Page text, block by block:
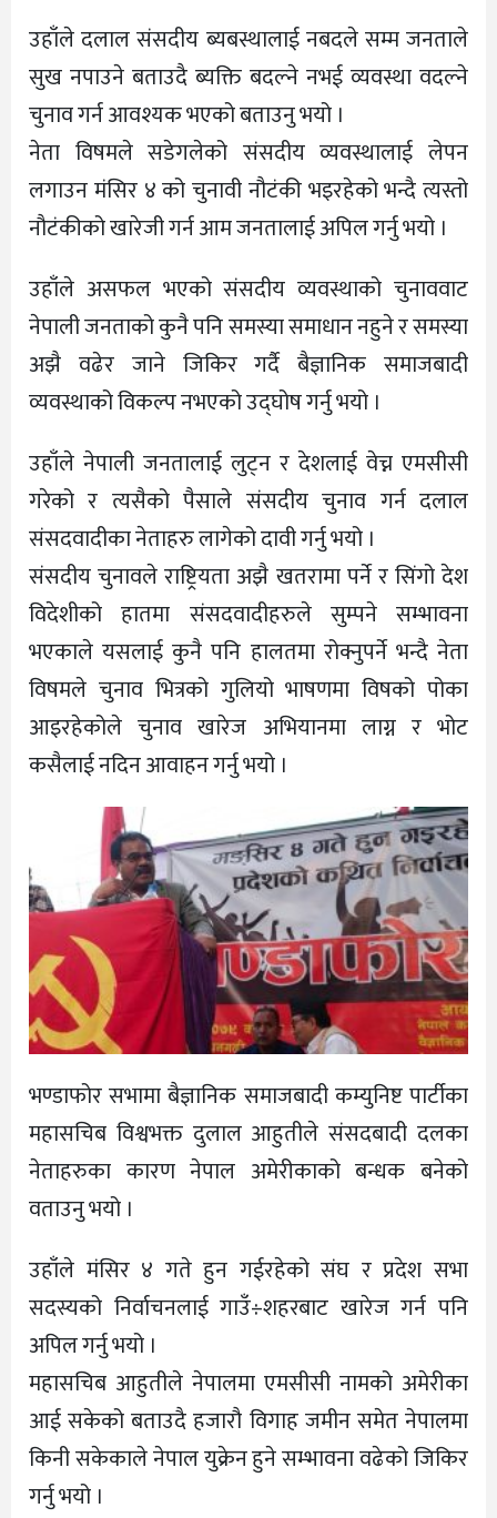
उहाँले दलाल संसदीय ब्यबस्थालाई नबदले सम्म जनताले
सुख नपाउने बताउदै ब्यक्ति बदल्ने नभई व्यवस्था वदल्ने
चुनाव गर्न आवश्यक भएको बताउनु भयो ।
नेता विषमले सडेगलेको संसदीय व्यवस्थालाई लेपन
लगाउन मंसिर ४ को चुनावी नौटंकी भइरहेको भन्दै त्यस्तो
नौटंकीको खारेजी गर्न आम जनतालाई अपिल गर्नु भयो ।
उहाँले असफल भएको संसदीय व्यवस्थाको चुनाववाट
नेपाली जनताको कुनै पनि समस्या समाधान नहुने र समस्या
अझै वढेर जाने जिकिर गर्दै बैज्ञानिक समाजबादी
व्यवस्थाको विकल्प नभएको उद्घोष गर्नु भयो ।
उहाँले नेपाली जनतालाई लुट्न र देशलाई वेच्न एमसीसी
गरेको र त्यसैको पैसाले संसदीय चुनाव गर्न दलाल
संसदवादीका नेताहरु लागेको दावी गर्नु भयो ।
संसदीय चुनावले राष्ट्रियता अझै खतरामा पर्ने र सिंगो देश
विदेशीको हातमा संसदवादीहरुले सुम्पने सम्भावना
भएकाले यसलाई कुनै पनि हालतमा रोक्नुपर्ने भन्दै नेता
विषमले चुनाव भित्रको गुलियो भाषणमा विषको पोका
आइरहेकोले चुनाव खारेज अभियानमा लाग्न र भोट
कसैलाई नदिन आवाहन गर्नु भयो ।
भण्डाफोर सभामा बैज्ञानिक समाजबादी कम्युनिष्ट पार्टीका
महासचिब विश्वभक्त दुलाल आहुतीले संसदबादी दलका
नेताहरुका कारण नेपाल अमेरीकाको बन्धक बनेको
वताउनु भयो ।
उहाँले मंसिर ४ गते हुन गईरहेको संघ र प्रदेश सभा
सदस्यको निर्वाचनलाई गाउँ÷शहरबाट खारेज गर्न पनि
अपिल गर्नु भयो ।
महासचिब आहुतीले नेपालमा एमसीसी नामको अमेरीका
आई सकेको बताउदै हजारौ विगाह जमीन समेत नेपालमा
किनी सकेकाले नेपाल युक्रेन हुने सम्भावना वढेको जिकिर
गर्नु भयो ।